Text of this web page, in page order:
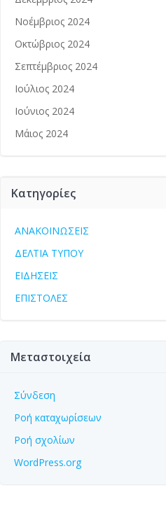
Νοέμβριος 2024
Οκτώβριος 2024
Σεπτέμβριος 2024
Ιούλιος 2024
Ιούνιος 2024
Μάιος 2024
Kατηγορίες
ΑΝΑΚΟΙΝΩΣΕΙΣ
ΔΕΛΤΙΑ ΤΥΠΟΥ
ΕΙΔΗΣΕΙΣ
ΕΠΙΣΤΟΛΕΣ
Μεταστοιχεία
Σύνδεση
Ροή καταχωρίσεων
Ροή σχολίων
WordPress.org